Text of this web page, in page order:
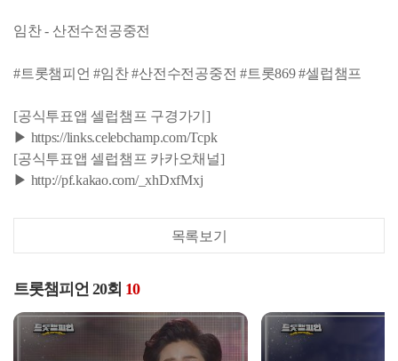
임찬 - 산전수전공중전
#트롯챔피언 #임찬 #산전수전공중전 #트롯869 #셀럽챔프
[공식투표앱 셀럽챔프 구경가기]
▶ https://links.celebchamp.com/Tcpk
[공식투표앱 셀럽챔프 카카오채널]
▶ http://pf.kakao.com/_xhDxfMxj
목록보기
트롯챔피언 20회 10